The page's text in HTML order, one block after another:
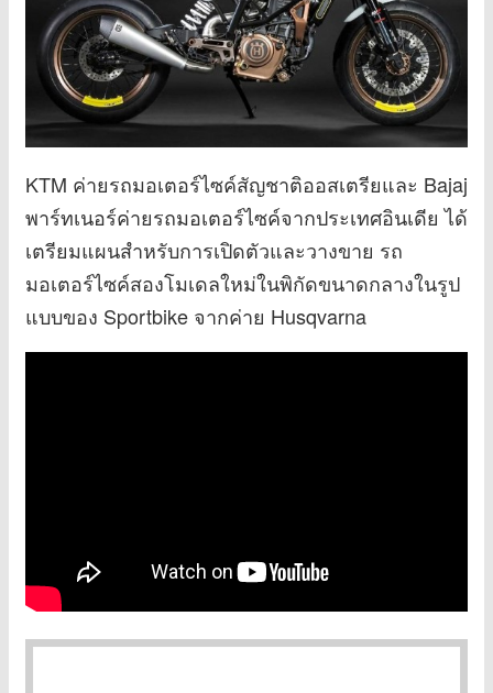
KTM ค่ายรถมอเตอร์ไซค์สัญชาติออสเตรียและ Bajaj
พาร์ทเนอร์ค่ายรถมอเตอร์ไซค์จากประเทศอินเดีย ได้
เตรียมแผนสำหรับการเปิดตัวและวางขาย รถ
มอเตอร์ไซค์สองโมเดลใหม่ในพิกัดขนาดกลางในรูป
แบบของ Sportbike จากค่าย Husqvarna